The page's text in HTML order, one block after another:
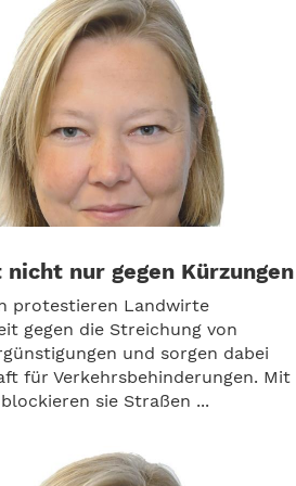
nur gegen Kürzungen
protestieren Landwirte
gegen die Streichung von
und sorgen dabei
für Verkehrsbehinderungen. Mit
sie Straßen ...